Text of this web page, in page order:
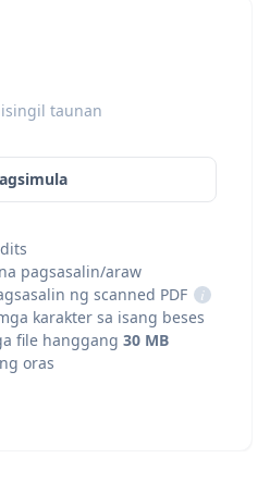
taunan
pagsasalin/araw
ng scanned PDF
i
karakter sa isang beses
file hanggang 30 MB
oras